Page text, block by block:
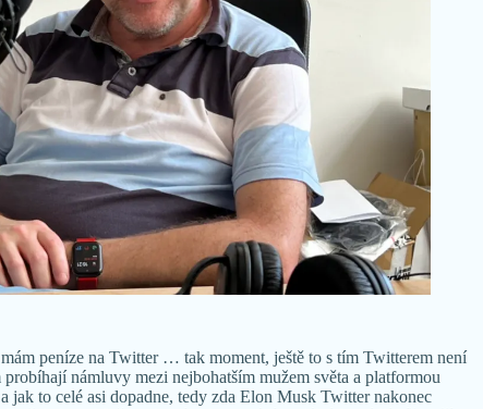
peníze na Twitter … tak moment, ještě to s tím Twitterem není
námluvy mezi nejbohatším mužem světa a platformou
jak to celé asi dopadne, tedy zda Elon Musk Twitter nakonec